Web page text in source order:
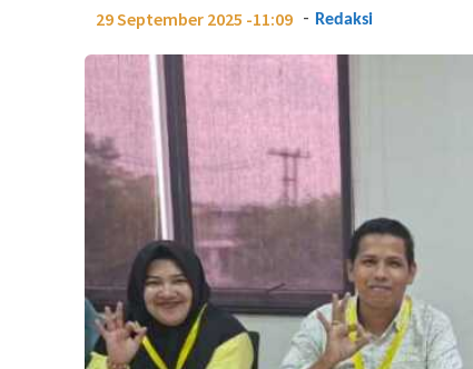
29 September 2025 -11:09 - Redaksi